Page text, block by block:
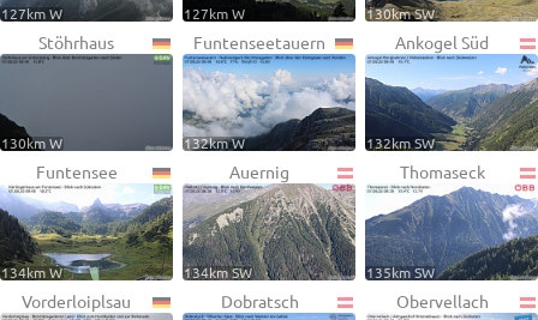
127km W 127km W 130km SW
Stöhrhaus
130km W
Funtenseetauern
132km W
Ankogel Süd
132km SW
Funtensee
134km W
Auernig
134km SW
Thomaseck
135km SW
Vorderloiplsau Dobratsch Obervellach